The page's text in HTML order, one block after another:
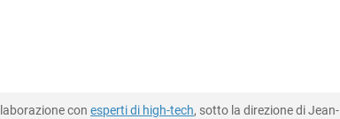
con esperti di high-tech, sotto la direzione di Jean-